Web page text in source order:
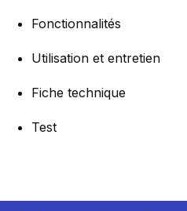
Fonctionnalités
Utilisation et entretien
Fiche technique
Test